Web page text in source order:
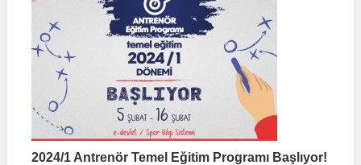
2024/1 Antrenör Temel Eğitim Programı Başlıyor!